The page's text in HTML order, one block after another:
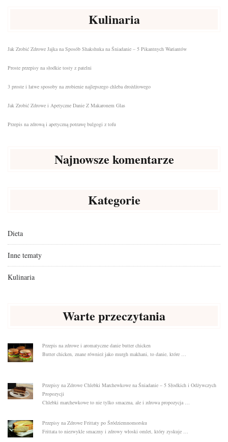
Kulinaria
Jak Zrobić Zdrowe Jajka na Sposób Shakshuka na Śniadanie – 5 Pikantnych Wariantów
Proste przepisy na słodkie tosty z patelni
3 proste i łatwe sposoby na zrobienie najlepszego chleba drożdżowego
Jak Zrobić Zdrowe i Apetyczne Danie Z Makaronem Glas
Przepis na zdrową i apetyczną potrawę bulgogi z tofu
Najnowsze komentarze
Kategorie
Dieta
Inne tematy
Kulinaria
Warte przeczytania
Przepis na zdrowe i aromatyczne danie butter chicken
Butter chicken, znane również jako murgh makhani, to danie, które …
Przepisy na Zdrowe Chlebki Marchewkowe na Śniadanie – 5 Słodkich i Odżywczych
Propozycji
Chlebki marchewkowe to nie tylko smaczna, ale i zdrowa propozycja …
Przepisy na Zdrowe Frittaty po Śródziemnomorsku
Frittata to niezwykle smaczny i zdrowy włoski omlet, który zyskuje …